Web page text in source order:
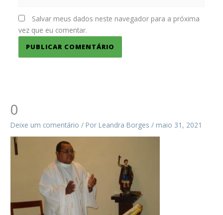
Salvar meus dados neste navegador para a próxima
vez que eu comentar.
0
Deixe um comentário / Por Leandra Borges/ maio 31, 2021